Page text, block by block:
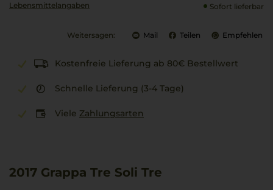
Lebensmittel­angaben Sofort lieferbar
Weitersagen: Mail Teilen Empfehlen
Kostenfreie Lieferung ab 80€ Bestellwert
Schnelle Lieferung (3-4 Tage)
Viele Zahlungsarten
2017 Grappa Tre Soli Tre